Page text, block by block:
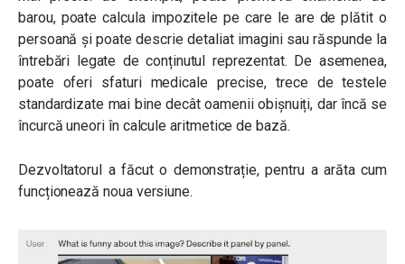
barou, poate calcula impozitele pe care le are de plătit o
persoană și poate descrie detaliat imagini sau răspunde la
întrebări legate de conținutul reprezentat. De asemenea,
poate oferi sfaturi medicale precise, trece de testele
standardizate mai bine decât oamenii obișnuiți, dar încă se
încurcă uneori în calcule aritmetice de bază.
Dezvoltatorul a făcut o demonstrație, pentru a arăta cum
funcționează noua versiune.